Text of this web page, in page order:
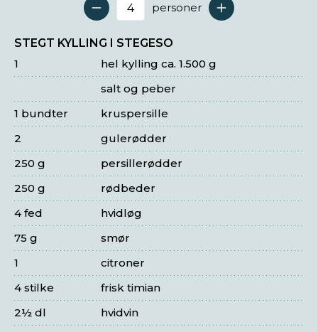
Antal serveringer
personer
STEGT KYLLING I STEGESO
hel kylling ca. 1.500 g
1
salt og peber
kruspersille
1 bundter
gulerødder
2
persillerødder
250 g
rødbeder
250 g
hvidløg
4 fed
smør
75 g
citroner
1
frisk timian
4 stilke
hvidvin
2½ dl